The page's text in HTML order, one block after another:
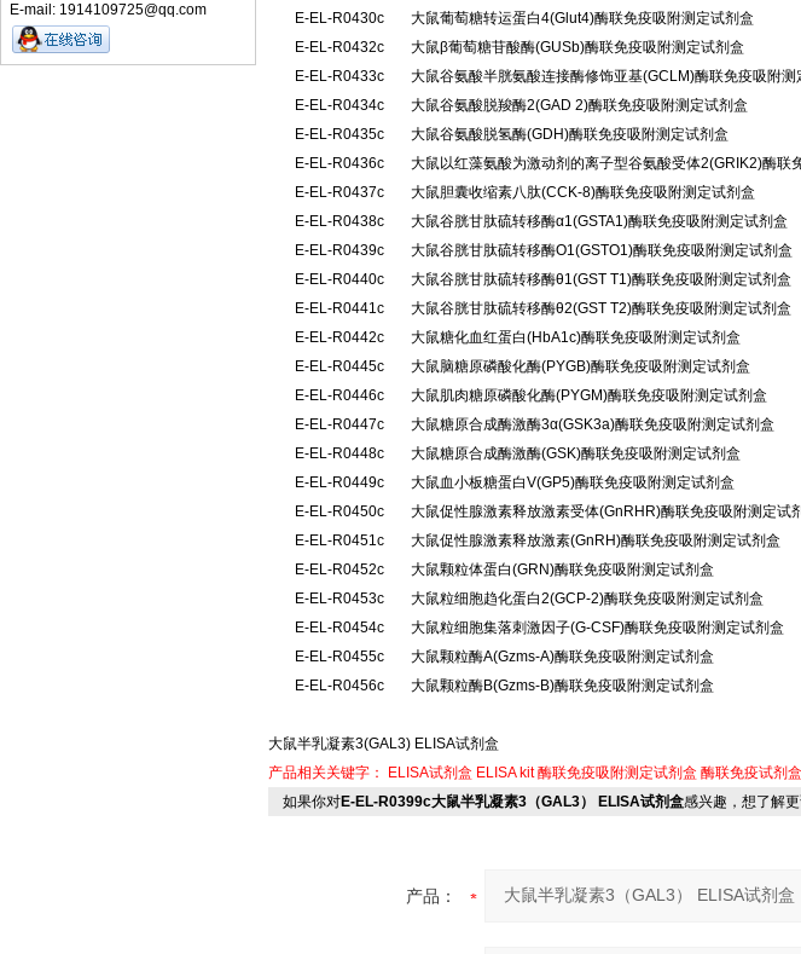
E-mail: 1914109725@qq.com
E-EL-R0430c
大鼠葡萄糖转运蛋白4(Glut4)酶联免疫吸附测定试剂盒
E-EL-R0432c
大鼠β葡萄糖苷酸酶(GUSb)酶联免疫吸附测定试剂盒
E-EL-R0433c
大鼠谷氨酸半胱氨酸连接酶修饰亚基(GCLM)酶联免疫吸附测
E-EL-R0434c
大鼠谷氨酸脱羧酶2(GAD 2)酶联免疫吸附测定试剂盒
E-EL-R0435c
大鼠谷氨酸脱氢酶(GDH)酶联免疫吸附测定试剂盒
E-EL-R0436c
大鼠以红藻氨酸为激动剂的离子型谷氨酸受体2(GRIK2)酶联
E-EL-R0437c
大鼠胆囊收缩素八肽(CCK-8)酶联免疫吸附测定试剂盒
E-EL-R0438c
大鼠谷胱甘肽硫转移酶α1(GSTA1)酶联免疫吸附测定试剂盒
E-EL-R0439c
大鼠谷胱甘肽硫转移酶O1(GSTO1)酶联免疫吸附测定试剂盒
E-EL-R0440c
大鼠谷胱甘肽硫转移酶θ1(GST T1)酶联免疫吸附测定试剂盒
E-EL-R0441c
大鼠谷胱甘肽硫转移酶θ2(GST T2)酶联免疫吸附测定试剂盒
E-EL-R0442c
大鼠糖化血红蛋白(HbA1c)酶联免疫吸附测定试剂盒
E-EL-R0445c
大鼠脑糖原磷酸化酶(PYGB)酶联免疫吸附测定试剂盒
E-EL-R0446c
大鼠肌肉糖原磷酸化酶(PYGM)酶联免疫吸附测定试剂盒
E-EL-R0447c
大鼠糖原合成酶激酶3α(GSK3a)酶联免疫吸附测定试剂盒
E-EL-R0448c
大鼠糖原合成酶激酶(GSK)酶联免疫吸附测定试剂盒
E-EL-R0449c
大鼠血小板糖蛋白V(GP5)酶联免疫吸附测定试剂盒
E-EL-R0450c
大鼠促性腺激素释放激素受体(GnRHR)酶联免疫吸附测定试
E-EL-R0451c
大鼠促性腺激素释放激素(GnRH)酶联免疫吸附测定试剂盒
E-EL-R0452c
大鼠颗粒体蛋白(GRN)酶联免疫吸附测定试剂盒
E-EL-R0453c
大鼠粒细胞趋化蛋白2(GCP-2)酶联免疫吸附测定试剂盒
E-EL-R0454c
大鼠粒细胞集落刺激因子(G-CSF)酶联免疫吸附测定试剂盒
E-EL-R0455c
大鼠颗粒酶A(Gzms-A)酶联免疫吸附测定试剂盒
E-EL-R0456c
大鼠颗粒酶B(Gzms-B)酶联免疫吸附测定试剂盒
大鼠半乳凝素3(GAL3) ELISA试剂盒
产品相关关键字：
ELISA试剂盒 ELISA kit 酶联免疫吸附测定试剂盒 酶联免疫试剂盒
如果你对E-EL-R0399c大鼠半乳凝素3（GAL3） ELISA试剂盒感兴趣，想了解
产品：